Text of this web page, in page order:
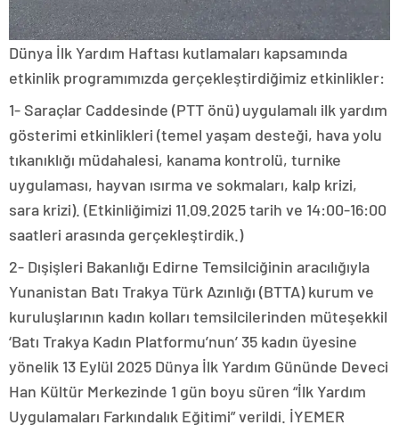
Dünya İlk Yardım Haftası kutlamaları kapsamında
etkinlik programımızda gerçekleştirdiğimiz etkinlikler:
1- Saraçlar Caddesinde (PTT önü) uygulamalı ilk yardım
gösterimi etkinlikleri (temel yaşam desteği, hava yolu
tıkanıklığı müdahalesi, kanama kontrolü, turnike
uygulaması, hayvan ısırma ve sokmaları, kalp krizi,
sara krizi). (Etkinliğimizi 11.09.2025 tarih ve 14:00-16:00
saatleri arasında gerçekleştirdik.)
2- Dışişleri Bakanlığı Edirne Temsilciğinin aracılığıyla
Yunanistan Batı Trakya Türk Azınlığı (BTTA) kurum ve
kuruluşlarının kadın kolları temsilcilerinden müteşekkil
‘Batı Trakya Kadın Platformu’nun’ 35 kadın üyesine
yönelik 13 Eylül 2025 Dünya İlk Yardım Gününde Deveci
Han Kültür Merkezinde 1 gün boyu süren “İlk Yardım
Uygulamaları Farkındalık Eğitimi” verildi. İYEMER